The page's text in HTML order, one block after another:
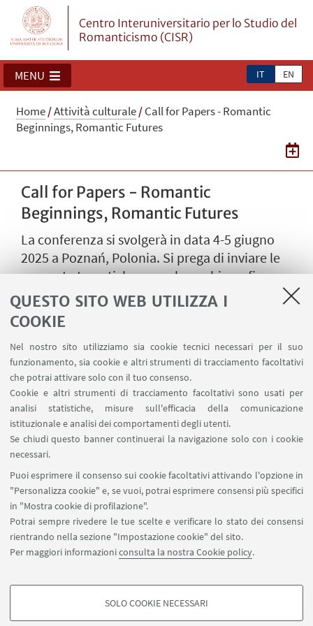
QUESTO SITO WEB UTILIZZA I
COOKIE
Nel nostro sito utilizziamo sia cookie tecnici necessari per il suo
funzionamento, sia cookie e altri strumenti di tracciamento facoltativi
che potrai attivare solo con il tuo consenso.
Cookie e altri strumenti di tracciamento facoltativi sono usati per
analisi statistiche, misure sull'efficacia della comunicazione
istituzionale e analisi dei comportamenti degli utenti.
Se chiudi questo banner continuerai la navigazione solo con i cookie
necessari.
Puoi esprimere il consenso sui cookie facoltativi attivando l'opzione in
"Personalizza cookie" e, se vuoi, potrai esprimere consensi più specifici
in "Mostra cookie di profilazione".
Potrai sempre rivedere le tue scelte e verificare lo stato dei consensi
rientrando nella sezione "Impostazione cookie" del sito.
Per maggiori informazioniconsulta la nostra Cookie policy.
COOKIE DI PROFILAZIONE - FACOLTATIVI
SOLO COOKIE NECESSARI
Centro Interuniversitario per lo Studio del
Romanticismo (CISR)
IT EN
MENU
Home/Attività culturale/Call for Papers - Romantic
Beginnings, Romantic Futures
Call for Papers - Romantic
Beginnings, Romantic Futures
La conferenza si svolgerà in data 4-5 giugno
2025 a Poznań, Polonia. Si prega di inviare le
proposte tematiche e una breve biografia a
junkiert@amu.edu.pl entro la fine di
settembre 2024.
04MAGGIO -30SETTEMBRE2024
LUOGO:Poznań, Polonia
TIPO: Conferenza
IN EVIDENZA
Maggiori informazioni [ .pdf 311Kb ]
Seguici su: